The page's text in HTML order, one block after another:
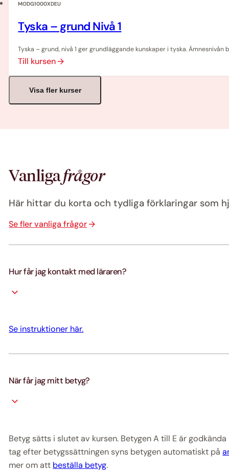
MODG1000XDEU
Tyska – grund Nivå 1
Tyska – grund, nivå 1 ger grundläggande kunskaper i tyska. Ämnesnivån
Till kursen
Visa fler kurser
Vanligafrågor
Här hittar du korta och tydliga förklaringar som
Se fler vanliga frågor
Hur får jag kontakt med läraren?
Se instruktioner här.
När får jag mitt betyg?
Betyg sätts i slutet av kursen. Betygen A till E är
tag efter betygssättningen syns betygen automatiskt på
mer om att beställa betyg.